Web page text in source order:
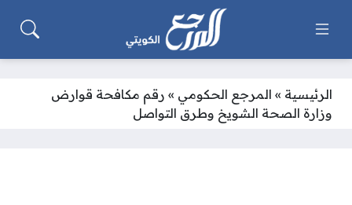
الرئيسية » المرجع الحكومي » رقم مكافحة قوارض
وزارة الصحة الشويخ وطرق التواصل